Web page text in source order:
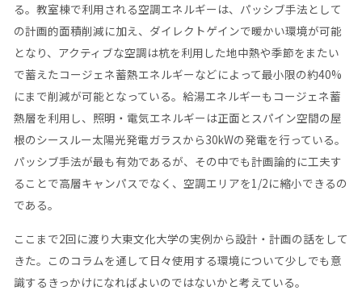
る。教室棟で利用される空調エネルギーは、パッシブ手法として
の計画的面積削減に加え、ダイレクトゲインで暖かい環境が可能
となり、アクティブな空調は杭を利用した地中熱や季節をまたい
で蓄えたコージェネ蓄熱エネルギーなどによって最小限の約40%
にまで削減が可能となっている。給湯エネルギーもコージェネ蓄
熱層を利用し、照明・電気エネルギーは正面とスパイン空間の屋
根のシースルー太陽光発電ガラスから30kWの発電を行っている。
パッシブ手法が最も有効であるが、その中でも計画論的に工夫す
ることで高層キャンパスでなく、空調エリアを1/2に縮小できるの
である。
ここまで2回に渡り大東文化大学の実例から設計・計画の話をして
きた。このコラムを通して日々使用する環境について少しでも意
識するきっかけになればよいのではないかと考えている。